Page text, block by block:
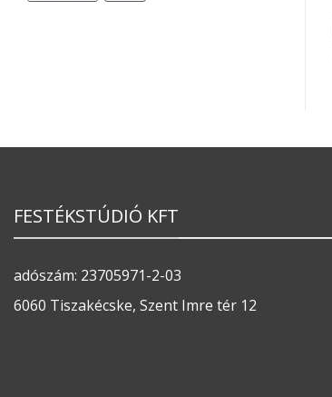
FESTÉKSTÚDIÓ KFT
adószám: 23705971-2-03
6060 Tiszakécske, Szent Imre tér 12